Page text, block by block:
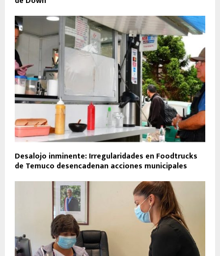
Desalojo inminente: Irregularidades en Foodtrucks
de Temuco desencadenan acciones municipales